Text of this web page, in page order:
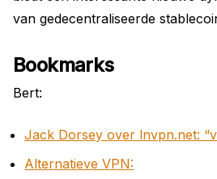
van gedecentraliseerde
Bookmarks
Bert:
Jack Dorsey over lnvpn.net:
Alternatieve VPN: